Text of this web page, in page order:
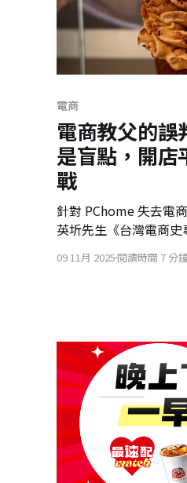
電商
電商教父的誤
是盲點，開店
戰
針對 PChome 失去電
英圻先生《台灣電商
論」。核心觀點認為
於資本投入、營運效率
示：在零售大者恆大
臨終局挑戰的一方。
09 11月 2025 閱讀時間 7 分鐘